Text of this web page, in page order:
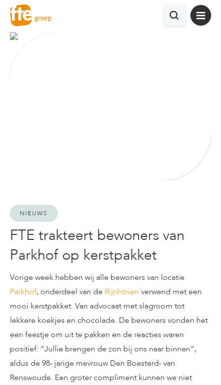
NIEUWS
FTE trakteert bewoners van
Parkhof op kerstpakket
Vorige week hebben wij alle bewoners van locatie
Parkhof, onderdeel van de Rijnhoven verwend met een
mooi kerstpakket. Van advocaat met slagroom tot
lekkere koekjes en chocolade. De bewoners vonden het
een feestje om uit te pakken en de reacties waren
positief: “Jullie brengen de zon bij ons naar binnen”,
aldus de 98- jarige mevrouw Den Boesterd- van
Renswoude. Een groter compliment kunnen we niet